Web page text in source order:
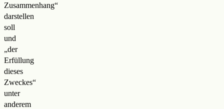
Zusammenhang“
darstellen
soll
und
„der
Erfüllung
dieses
Zweckes“
unter
anderem